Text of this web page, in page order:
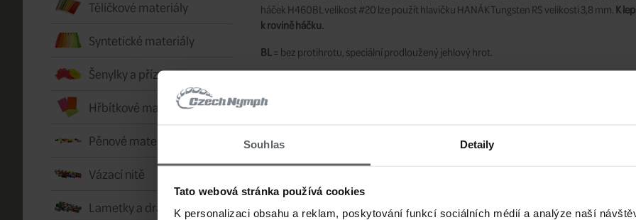
Souhlas Detaily
Tato webová stránka používá cookies
K personalizaci obsahu a reklam, poskytování funkcí sociálních médií a analýze naší
Tělíčkové materiály
Syntetické materiály
Šenylky a příze
Hřbítkové materiály a fólie
Pěnové materiály
Vázací nitě
Lametky a drátky
háček H460BL velikost #20 lze použít hlavičku HANÁK Tungsten RS velikosti 3,8 mm.K
k rovině háčku.
BL= bez protihrotu, speciální prodloužený jehlový hrot.
Články
Nejprodávanější